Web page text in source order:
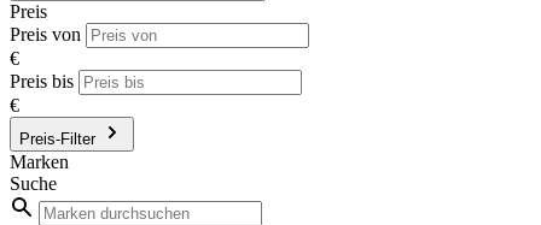
Preis
Preis von
€
Preis bis
€
Preis-Filter
Marken
Suche